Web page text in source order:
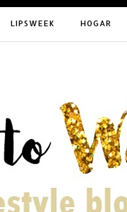
LIPSWEEK HOGAR